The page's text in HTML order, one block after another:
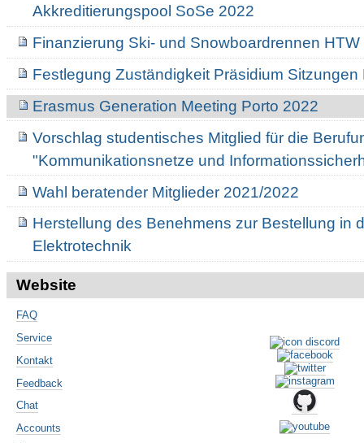
Akkreditierungspool SoSe 2022
Finanzierung Ski- und Snowboardrennen
Festlegung Zuständigkeit Präsidium
Erasmus Generation Meeting Porto 2022
Vorschlag studentisches Mitglied für die
"Kommunikationsnetze und
Wahl beratender Mitglieder 2021/2022
Herstellung des Benehmens zur Bestellung in
Elektrotechnik
Website
FAQ
Service
Kontakt
Feedback
Chat
Accounts